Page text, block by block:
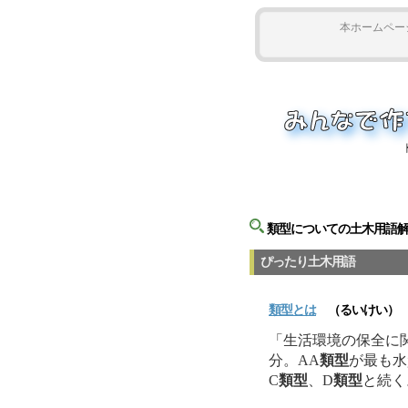
本ホームペー
類型についての土木用語
ぴったり土木用語
類型とは（るいけい）
「生活環境の保全
分。AA類型が最も
C類型 、D類型と続